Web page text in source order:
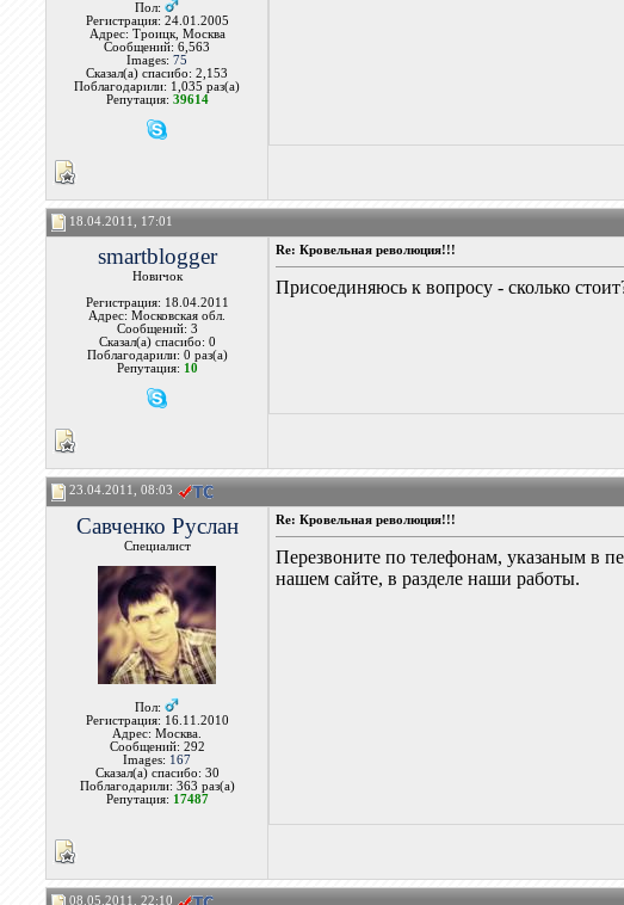
Пол:
Регистрация: 24.01.2005
Адрес: Троицк, Москва
Сообщений: 6,563
Images:75
Сказал(а) спасибо: 2,153
Поблагодарили: 1,035 раз(а)
Репутация: 39614
18.04.2011, 17:01
smartblogger
Новичок
Регистрация: 18.04.2011
Адрес: Московская обл.
Сообщений: 3
Сказал(а) спасибо: 0
Поблагодарили: 0 раз(а)
Репутация: 10
Re: Кровельная революция!!!
Присоединяюсь к вопросу - сколько
23.04.2011, 08:03
Савченко Руслан
Специалист
Пол:
Регистрация: 16.11.2010
Адрес: Москва.
Сообщений: 292
Images: 167
Сказал(а) спасибо: 30
Поблагодарили: 363 раз(а)
Репутация: 17487
Re: Кровельная революция!!!
Перезвоните по телефонам, указаным в
нашем сайте, в разделе наши работы.
08.05.2011, 22:10